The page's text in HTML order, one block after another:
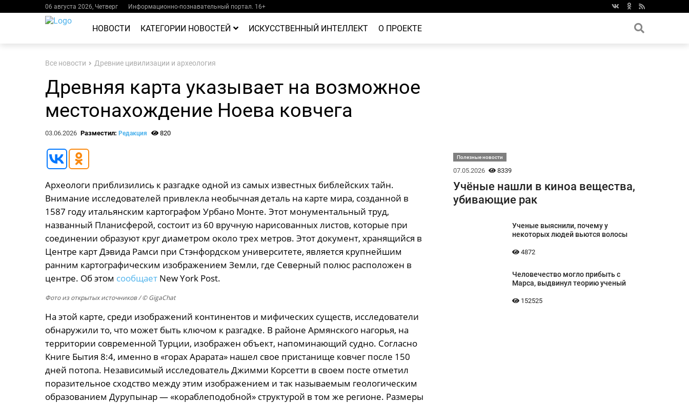
06 августа 2026, Четверг Информационно-познавательный портал. 16+
НОВОСТИ КАТЕГОРИИ НОВОСТЕЙ ИСКУССТВЕННЫЙ ИНТЕЛЛЕКТ О ПРОЕКТЕ
Все новости Древние цивилизации и археология
Древняя карта указывает на возможное
местонахождение Ноева ковчега
03.06.2026 Разместил: Редакция 820
Археологи приблизились к разгадке одной из самых известных библейских тайн.
Внимание исследователей привлекла необычная деталь на карте мира, созданной в
1587 году итальянским картографом Урбано Монте. Этот монументальный труд,
названный Планисферой, состоит из 60 вручную нарисованных листов, которые при
соединении образуют круг диаметром около трех метров. Этот документ, хранящийся в
Центре карт Дэвида Рамси при Стэнфордском университете, является крупнейшим
ранним картографическим изображением Земли, где Северный полюс расположен в
центре. Об этом сообщаетNew York Post.
Фото из открытых источников/ © GigaChat
На этой карте, среди изображений континентов и мифических существ, исследователи
обнаружили то, что может быть ключом к разгадке. В районе Армянского нагорья, на
территории современной Турции, изображен объект, напоминающий судно. Согласно
Книге Бытия 8:4, именно в «горах Арарата» нашел свое пристанище ковчег после 150
дней потопа. Независимый исследователь Джимми Корсетти в своем посте отметил
поразительное сходство между этим изображением и так называемым геологическим
образованием Дурупынар — «кораблеподобной» структурой в том же регионе. Размеры
Полезные новости
07.05.2026 8339
Учёные нашли в киноа вещества,
убивающие рак
Ученые выяснили, почему у
некоторых людей вьются волосы
4872
Человечество могло прибыть с
Марса, выдвинул теорию ученый
152525